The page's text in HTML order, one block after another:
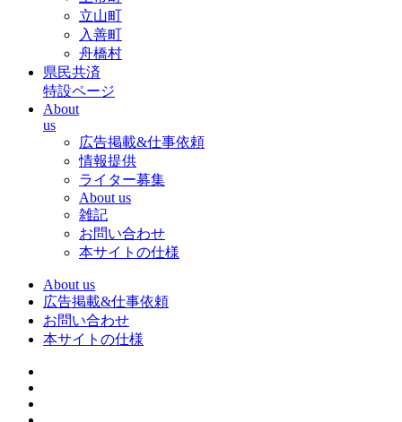
立山町
入善町
舟橋村
県民共済
特設ページ
About
us
広告掲載&仕事依頼
情報提供
ライター募集
About us
雑記
お問い合わせ
本サイトの仕様
About us
広告掲載&仕事依頼
お問い合わせ
本サイトの仕様